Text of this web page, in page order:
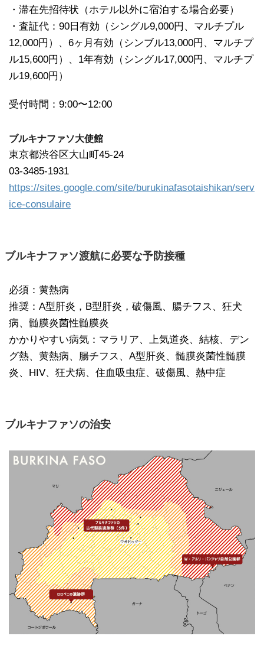
・滞在先招待状（ホテル以外に宿泊する場合必要）
・査証代：90日有効（シングル9,000円、マルチプル
12,000円）、6ヶ月有効（シンブル13,000円、マルチプ
ル15,600円）、1年有効（シングル17,000円、マルチプ
ル19,600円）
受付時間：9:00〜12:00
ブルキナファソ大使館
東京都渋谷区大山町45-24
03-3485-1931
https://sites.google.com/site/burukinafasotaishikan/serv
ice-consulaire
ブルキナファソ渡航に必要な予防接種
必須：黄熱病
推奨：A型肝炎，B型肝炎，破傷風、腸チフス、狂犬
病、髄膜炎菌性髄膜炎
かかりやすい病気：マラリア、上気道炎、結核、デン
グ熱、黄熱病、腸チフス、A型肝炎、髄膜炎菌性髄膜
炎、HIV、狂犬病、住血吸虫症、破傷風、熱中症
ブルキナファソの治安